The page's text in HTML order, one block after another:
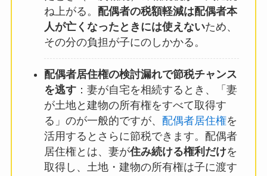
ね上がる。 配偶者の税額軽減は配偶者本
人が亡くなったときには使えないため、
その分の負担が子にのしかかる。
配偶者居住権の検討漏れで節税チャンス
を逃す：妻が自宅を相続するとき、「妻
が土地と建物の所有権をすべて取得す
る」のが一般的ですが、 配偶者居住権を
活用するとさらに節税できます。配偶者
居住権とは、妻が住み続ける権利だけを
取得し、土地・建物の所有権は子に渡す